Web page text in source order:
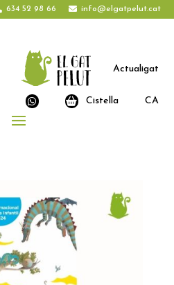
634 52 98 66 info@elgatpelut.cat
Actualigat
Cistella CA